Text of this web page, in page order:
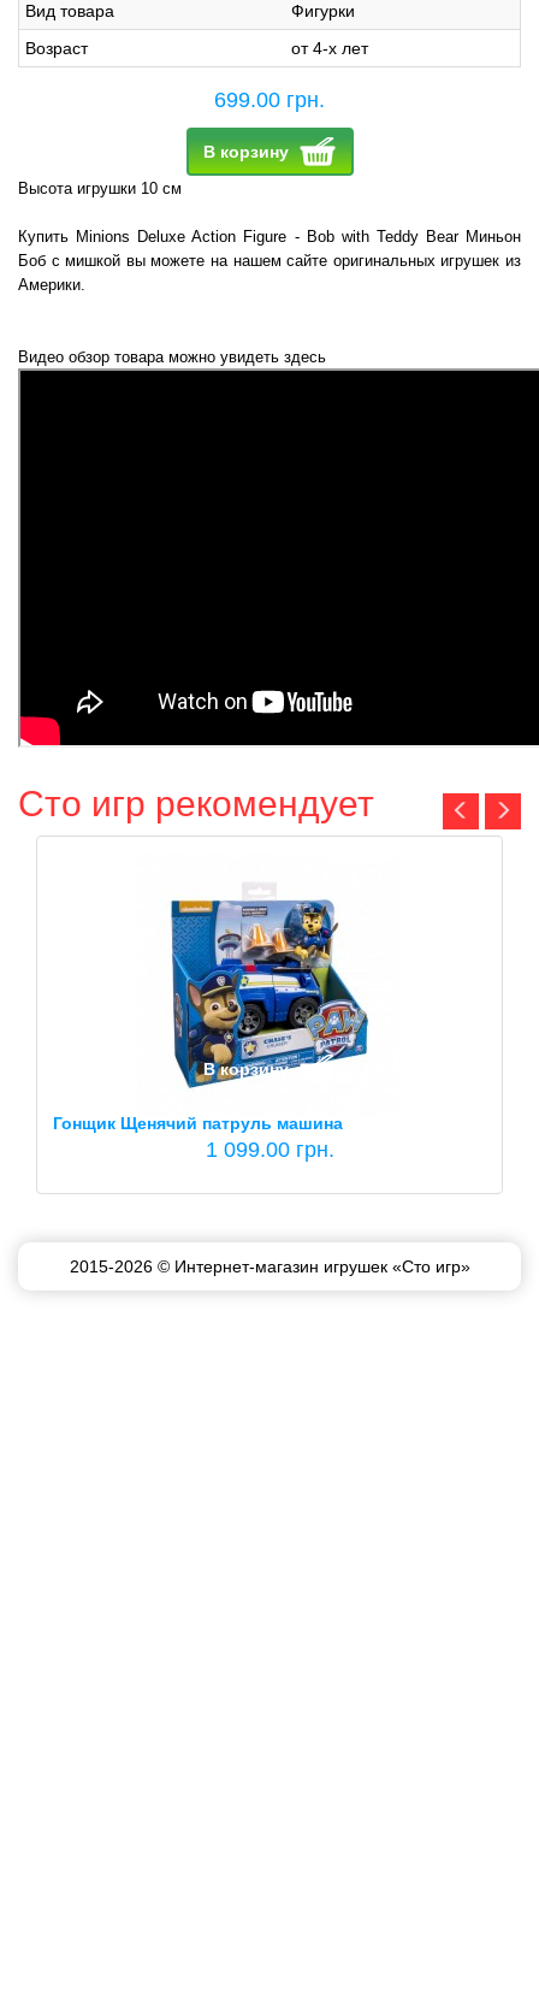
Вид товара
Фигурки
Возраст
от 4-х лет
699.00 грн.
В корзину
Высота игрушки 10 см
Купить Minions Deluxe Action Figure - Bob with Teddy Bear Миньон
Боб с мишкой вы можете на нашем сайте оригинальных игрушек из
Америки.
Видео обзор товара можно увидеть здесь
Сто игр рекомендует
В корзину
Гонщик Щенячий патруль машина
1 099.00 грн.
2015-2026 © Интернет-магазин игрушек «Сто игр»